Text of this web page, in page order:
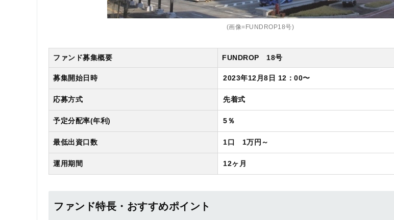
(画像=FUNDROP18号)
ファンド募集概要 FUNDROP 18号
募集開始日時 2023年12月8日 12：00〜
応募方式 先着式
予定分配率(年利) 5％
最低出資口数 1口 1万円～
運用期間 12ヶ月
ファンド特長・おすすめポイント